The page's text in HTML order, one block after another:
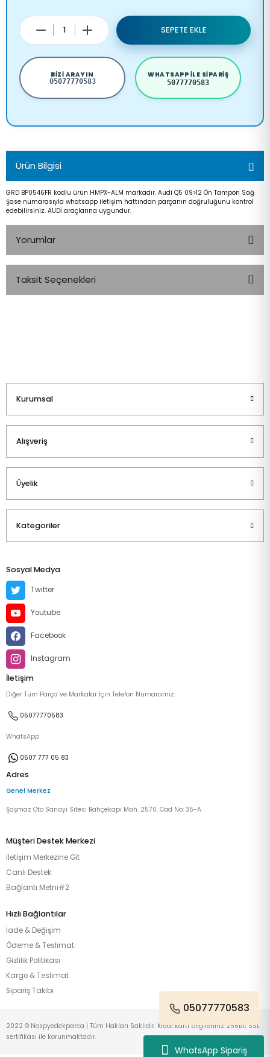
WhatsApp Sipariş
SEPETE EKLE
BIZI ARAYIN
05077770583
WHATSAPP ILE SIPARIŞ
5077770583
Ürün Bilgisi
GRD BP0546FR kodlu ürün HMPX-ALM markadır. Audi Q5 09>12 Ön Tampon Sağ
Şase numarasıyla whatsapp iletişim hattından parçanın doğruluğunu kontrol
edebilirsiniz. AUDİ araçlarına uygundur.
Yorumlar
Taksit Seçenekleri
Kurumsal
Alışveriş
Üyelik
Kategoriler
Sosyal Medya
Twitter
Youtube
Facebook
Instagram
İletişim
Diğer Tüm Parça ve Markalar İçin Telefon Numaramız:
05077770583
WhatsApp
0507 777 05 83
Adres
Genel Merkez
Şaşmaz Oto Sanayi Sitesi Bahçekapı Mah. 2570. Cad No: 35-A
Müşteri Destek Merkezi
İletişim Merkezine Git
Canlı Destek
Bağlantı Metni#2
Hızlı Bağlantılar
İade & Değişim
Ödeme & Teslimat
Gizlilik Politikası
Kargo & Teslimat
Sipariş Takibi
05077770583
2022 © Nospyedekparca | Tüm Hakları Saklıdır. Kredi kartı bilgileriniz 256Bit SSL
sertifikası ile korunmaktadır.